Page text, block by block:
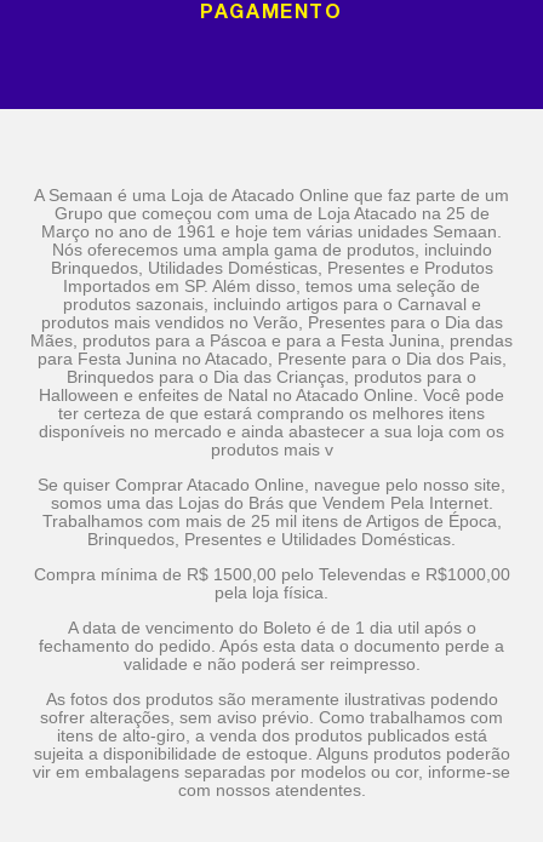
PAGAMENTO
A Semaan é uma Loja de Atacado Online que faz parte de um
Grupo que começou com uma de Loja Atacado na 25 de
Março no ano de 1961 e hoje tem várias unidades Semaan.
Nós oferecemos uma ampla gama de produtos, incluindo
Brinquedos, Utilidades Domésticas, Presentes e Produtos
Importados em SP. Além disso, temos uma seleção de
produtos sazonais, incluindo artigos para o Carnaval e
produtos mais vendidos no Verão, Presentes para o Dia das
Mães, produtos para a Páscoa e para a Festa Junina, prendas
para Festa Junina no Atacado, Presente para o Dia dos Pais,
Brinquedos para o Dia das Crianças, produtos para o
Halloween e enfeites de Natal no Atacado Online. Você pode
ter certeza de que estará comprando os melhores itens
disponíveis no mercado e ainda abastecer a sua loja com os
produtos mais v
Se quiser Comprar Atacado Online, navegue pelo nosso site,
somos uma das Lojas do Brás que Vendem Pela Internet.
Trabalhamos com mais de 25 mil itens de Artigos de Época,
Brinquedos, Presentes e Utilidades Domésticas.
Compra mínima de R$ 1500,00 pelo Televendas e R$1000,00
pela loja física.
A data de vencimento do Boleto é de 1 dia util após o
fechamento do pedido. Após esta data o documento perde a
validade e não poderá ser reimpresso.
As fotos dos produtos são meramente ilustrativas podendo
sofrer alterações, sem aviso prévio. Como trabalhamos com
itens de alto-giro, a venda dos produtos publicados está
sujeita a disponibilidade de estoque. Alguns produtos poderão
vir em embalagens separadas por modelos ou cor, informe-se
com nossos atendentes.